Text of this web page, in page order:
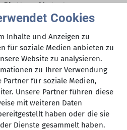
Platten, Matratzen,
mehr sortiert, teils
vorbereiteten
gemacht.
Cookies
Inhalte und Anzeigen zu
für soziale Medien anbieten zu
Website zu analysieren.
zu Ihrer Verwendung
Partner für soziale Medien,
Unsere Partner führen diese
mit weiteren Daten
haben oder die sie
Dienste gesammelt haben.